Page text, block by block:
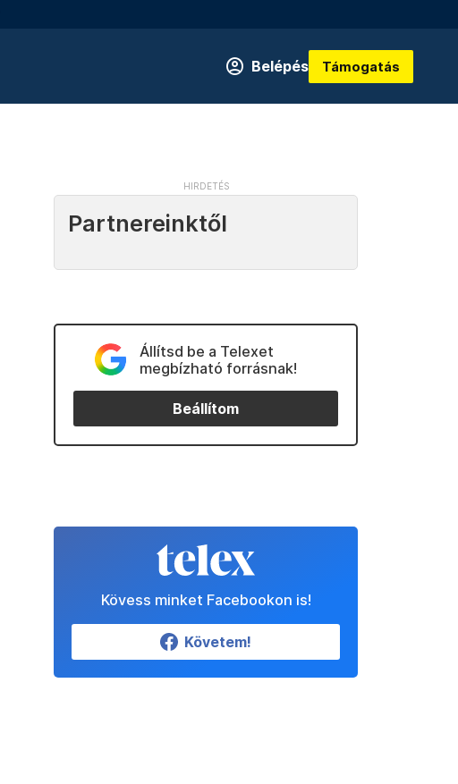
Belépés Támogatás
Partnereinktől
Állítsd be a Telexet
megbízható forrásnak!
Beállítom
Kövess minket Facebookon is!
Követem!